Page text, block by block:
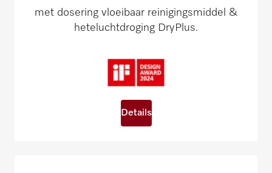
met dosering vloeibaar reinigingsmiddel &
heteluchtdroging DryPlus.
Details